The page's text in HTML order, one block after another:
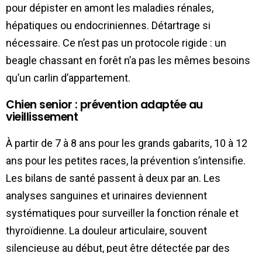
pour dépister en amont les maladies rénales,
hépatiques ou endocriniennes. Détartrage si
nécessaire. Ce n’est pas un protocole rigide : un
beagle chassant en forêt n’a pas les mêmes besoins
qu’un carlin d’appartement.
Chien senior : prévention adaptée au
vieillissement
À partir de 7 à 8 ans pour les grands gabarits, 10 à 12
ans pour les petites races, la prévention s’intensifie.
Les bilans de santé passent à deux par an. Les
analyses sanguines et urinaires deviennent
systématiques pour surveiller la fonction rénale et
thyroïdienne. La douleur articulaire, souvent
silencieuse au début, peut être détectée par des